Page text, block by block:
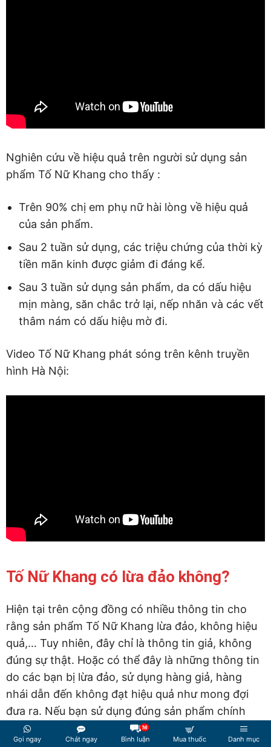
Nghiên cứu về hiệu quả trên người sử dụng sản
phẩm Tố Nữ Khang cho thấy :
Trên 90% chị em phụ nữ hài lòng về hiệu quả
của sản phẩm.
Sau 2 tuần sử dụng, các triệu chứng của thời kỳ
tiền mãn kinh được giảm đi đáng kể.
Sau 3 tuần sử dụng sản phẩm, da có dấu hiệu
mịn màng, săn chắc trở lại, nếp nhăn và các vết
thâm nám có dấu hiệu mờ đi.
Video Tố Nữ Khang phát sóng trên kênh truyền
hình Hà Nội:
Tố Nữ Khang có lừa đảo không?
Hiện tại trên cộng đồng có nhiều thông tin cho
rằng sản phẩm Tố Nữ Khang lừa đảo, không hiệu
quả,… Tuy nhiên, đây chỉ là thông tin giả, không
đúng sự thật. Hoặc có thể đây là những thông tin
do các bạn bị lừa đảo, sử dụng hàng giả, hàng
nhái dẫn đến không đạt hiệu quả như mong đợi
đưa ra. Nếu bạn sử dụng đúng sản phẩm chính
hãng của nhà sản xuất thì bạn có thể hoàn toàn
Gọi ngay Chát ngay
16
Bình luận Mua thuốc Danh mục